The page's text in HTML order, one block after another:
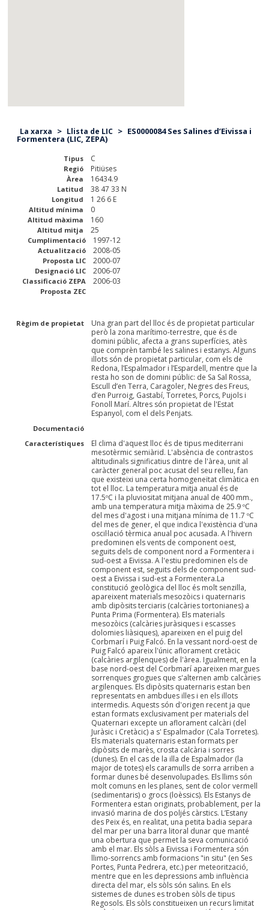
La xarxa > Llista de LIC > ES0000084 Ses Salines d’Eivissa i
Formentera (LIC, ZEPA)
Tipus C
Regió Pitiüses
Àrea 16434.9
Latitud 38 47 33 N
Longitud 1 26 6 E
Altitud mínima 0
Altitud màxima 160
Altitud mitja 25
Cumplimentació 1997-12
Actualització 2008-05
Proposta LIC 2000-07
Designació LIC 2006-07
Classificació ZEPA 2006-03
Proposta ZEC
Règim de propietat
Una gran part del lloc és de propietat particular
però la zona marítimo-terrestre, que és de
domini públic, afecta a grans superfícies, atès
que comprèn també les salines i estanys. Alguns
illots són de propietat particular, com els de
Redona, l’Espalmador i l’Espardell, mentre que la
resta ho son de domini públic: de Sa Sal Rossa,
Escull d’en Terra, Caragoler, Negres des Freus,
d’en Purroig, Gastabí, Torretes, Porcs, Pujols i
Fonoll Marí. Altres són propietat de l'Estat
Espanyol, com el dels Penjats.
Documentació
Característiques
El clima d'aquest lloc és de tipus mediterrani
mesotèrmic semiàrid. L'absència de contrastos
altitudinals significatius dintre de l'àrea, unit al
caràcter general poc acusat del seu relleu, fan
que existeixi una certa homogeneïtat climàtica en
tot el lloc. La temperatura mitja anual és de
17.5ºC i la pluviositat mitjana anual de 400 mm.,
amb una temperatura mitja màxima de 25.9 ºC
del mes d'agost i una mitjana mínima de 11.7 ºC
del mes de gener, el que indica l'existència d'una
oscil·lació tèrmica anual poc acusada. A l'hivern
predominen els vents de component oest,
seguits dels de component nord a Formentera i
sud-oest a Eivissa. A l'estiu predominen els de
component est, seguits dels de component sud-
oest a Eivissa i sud-est a Formentera.La
constitució geològica del lloc és molt senzilla,
apareixent materials mesozòics i quaternaris
amb dipòsits terciaris (calcàries tortonianes) a
Punta Prima (Formentera). Els materials
mesozòics (calcàries juràsiques i escasses
dolomies liàsiques), apareixen en el puig del
Corbmarí i Puig Falcó. En la vessant nord-oest de
Puig Falcó apareix l'únic aflorament cretàcic
(calcàries argilenques) de l'àrea. Igualment, en la
base nord-oest del Corbmarí apareixen margues
sorrenques grogues que s'alternen amb calcàries
argilenques. Els dipòsits quaternaris estan ben
representats en ambdues illes i en els illots
intermedis. Aquests són d'origen recent ja que
estan formats exclusivament per materials del
Quaternari excepte un aflorament calcàri (del
Juràsic i Cretàcic) a s' Espalmador (Cala Torretes).
Els materials quaternaris estan formats per
dipòsits de marès, crosta calcària i sorres
(dunes). En el cas de la illa de Espalmador (la
major de totes) els caramulls de sorra arriben a
formar dunes bé desenvolupades. Els llims són
molt comuns en les planes, sent de color vermell
(sedimentaris) o grocs (loèssics). Els Estanys de
Formentera estan originats, probablement, per la
invasió marina de dos poljés càrstics. L’Estany
des Peix és, en realitat, una petita badia separa
del mar per una barra litoral dunar que manté
una obertura que permet la seva comunicació
amb el mar. Els sòls a Eivissa i Formentera són
llimo-sorrencs amb formacions "in situ" (en Ses
Portes, Punta Pedrera, etc.) per meteorització,
mentre que en les depressions amb influència
directa del mar, els sòls són salins. En els
sistemes de dunes es troben sòls de tipus
Regosols. Els sòls constitueixen un recurs limitat